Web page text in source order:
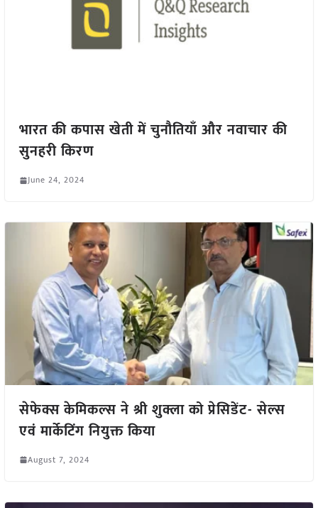
भारत की कपास खेती में चुनौतियाँ और नवाचार की
सुनहरी किरण
June 24, 2024
सेफेक्स केमिकल्स ने श्री शुक्ला को प्रेसिडेंट- सेल्स
एवं मार्केटिंग नियुक्त किया
August 7, 2024